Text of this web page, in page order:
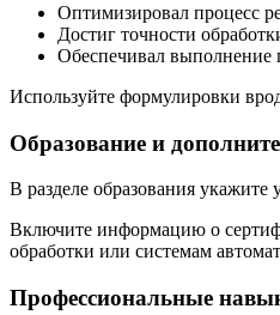
Оптимизировал процесс
Достиг точности
Обеспечивал выполнение
Используйте формулировки
Образование и
В разделе образования
Включите информацию о
обработки или системам
Профессиональные